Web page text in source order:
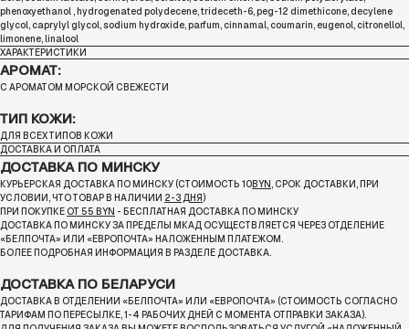
phenoxyethanol , hydrogenated polydecene, trideceth-6, peg-12 dimethicone, decylene
glycol, caprylyl glycol, sodium hydroxide, parfum, cinnamal, coumarin, eugenol, citronellol,
limonene, linalool
ХАРАКТЕРИСТИКИ
АРОМАТ:
С АРОМАТОМ МОРСКОЙ СВЕЖЕСТИ
ТИП КОЖИ:
ДЛЯ ВСЕХ ТИПОВ КОЖИ
ДОСТАВКА И ОПЛАТА
ДОСТАВКА ПО МИНСКУ
КУРЬЕРСКАЯ ДОСТАВКА ПО МИНСКУ (СТОИМОСТЬ 10BYN, СРОК ДОСТАВКИ, ПРИ
УСЛОВИИ, ЧТО ТОВАР В НАЛИЧИИ 2-3 ДНЯ )
ПРИ ПОКУПКЕ ОТ 55 BYN - БЕСПЛАТНАЯ ДОСТАВКА ПО МИНСКУ
ДОСТАВКА ПО МИНСКУ ЗА ПРЕДЕЛЫ МКАД ОСУЩЕСТВЛЯЕТСЯ ЧЕРЕЗ ОТДЕЛЕНИЕ
«БЕЛПОЧТА» ИЛИ «ЕВРОПОЧТА» НАЛОЖЕННЫМ ПЛАТЕЖОМ.
БОЛЕЕ ПОДРОБНАЯ ИНФОРМАЦИЯ В РАЗДЕЛЕ ДОСТАВКА.
ДОСТАВКА ПО БЕЛАРУСИ
ДОСТАВКА В ОТДЕЛЕНИИ «БЕЛПОЧТА» ИЛИ «ЕВРОПОЧТА» (СТОИМОСТЬ СОГЛАСНО
ТАРИФАМ ПО ПЕРЕСЫЛКЕ, 1-4 РАБОЧИХ ДНЕЙ С МОМЕНТА ОТПРАВКИ ЗАКАЗА).